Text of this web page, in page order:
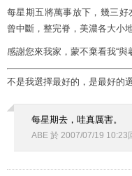
每星期五將萬事放下，幾三
曾中斷，整完脊，美濃各大小
感謝您來我家，蒙不棄看我“與
不是我選擇最好的，是最好的
每星期去，哇真厲害。
ABE 於 2007/07/19 10:23